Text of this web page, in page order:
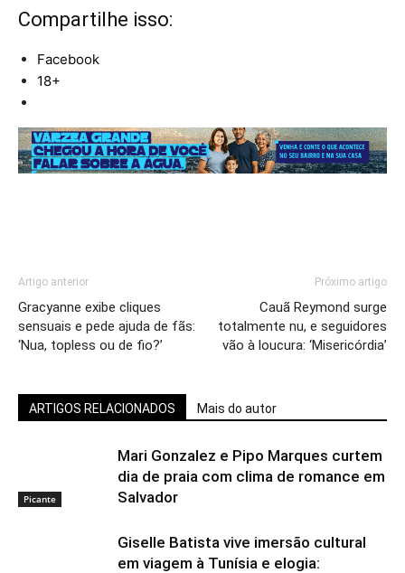
Compartilhe isso:
Facebook
18+
Artigo anterior
Gracyanne exibe cliques
sensuais e pede ajuda de fãs:
‘Nua, topless ou de fio?’
Próximo artigo
Cauã Reymond surge
totalmente nu, e seguidores
vão à loucura: ‘Misericórdia’
ARTIGOS RELACIONADOS Mais do autor
Picante
Mari Gonzalez e Pipo Marques curtem
dia de praia com clima de romance em
Salvador
Giselle Batista vive imersão cultural
em viagem à Tunísia e elogia: